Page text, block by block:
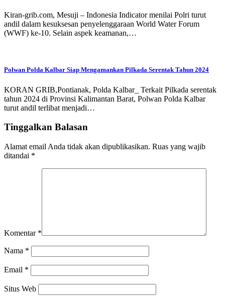
Kiran-grib.com, Mesuji – Indonesia Indicator menilai Polri turut
andil dalam kesuksesan penyelenggaraan World Water Forum
(WWF) ke-10. Selain aspek keamanan,…
Polwan Polda Kalbar Siap Mengamankan Pilkada Serentak Tahun 2024
KORAN GRIB,Pontianak, Polda Kalbar_ Terkait Pilkada serentak
tahun 2024 di Provinsi Kalimantan Barat, Polwan Polda Kalbar
turut andil terlibat menjadi…
Tinggalkan Balasan
Alamat email Anda tidak akan dipublikasikan. Ruas yang wajib
ditandai *
Komentar *
Nama *
Email *
Situs Web